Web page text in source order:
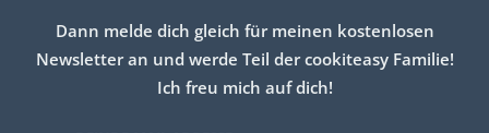
Dann melde dich gleich für meinen kostenlosen
Newsletter an und werde Teil der cookiteasy Familie!
Ich freu mich auf dich!